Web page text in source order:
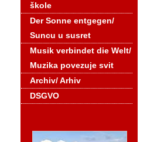
škole
Der Sonne entgegen/
Suncu u susret
Musik verbindet die Welt/
Muzika povezuje svit
Archiv/ Arhiv
DSGVO